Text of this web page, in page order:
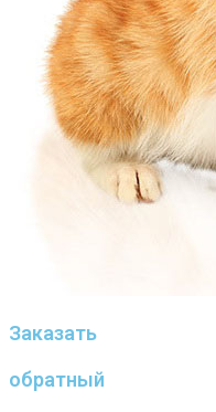
Заказать
обратный